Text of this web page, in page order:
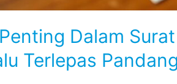
Dalam
Terlepas Pandang